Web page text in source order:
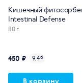
Кишечный
Intestinal Defense
80 г
450 ₽ 9.4б
В корзину